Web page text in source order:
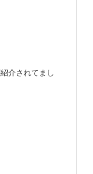
介されてまし